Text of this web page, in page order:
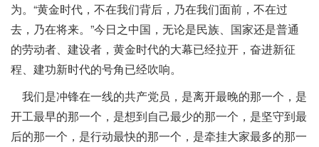
为。“黄金时代，不在我们背后，乃在我们面前，不在过
去，乃在将来。”今日之中国，无论是民族、国家还是普通
的劳动者、建设者，黄金时代的大幕已经拉开，奋进新征
程、建功新时代的号角已经吹响。
我们是冲锋在一线的共产党员，是离开最晚的那一个，是
开工最早的那一个，是想到自己最少的那一个，是坚守到最
后的那一个，是行动最快的那一个，是牵挂大家最多的那一